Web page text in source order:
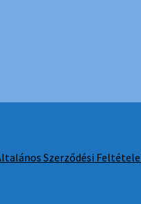
Szerződési